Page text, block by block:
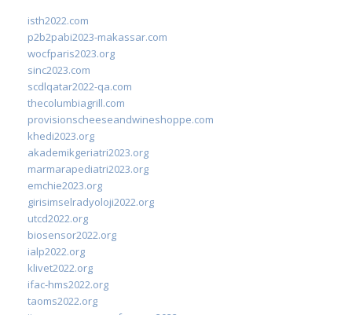
isth2022.com
p2b2pabi2023-makassar.com
wocfparis2023.org
sinc2023.com
scdlqatar2022-qa.com
thecolumbiagrill.com
provisionscheeseandwineshoppe.com
khedi2023.org
akademikgeriatri2023.org
marmarapediatri2023.org
emchie2023.org
girisimselradyoloji2022.org
utcd2022.org
biosensor2022.org
ialp2022.org
klivet2022.org
ifac-hms2022.org
taoms2022.org